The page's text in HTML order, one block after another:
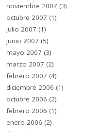
noviembre 2007 (3)
octubre 2007 (1)
julio 2007 (1)
junio 2007 (5)
mayo 2007 (3)
marzo 2007 (2)
febrero 2007 (4)
diciembre 2006 (1)
octubre 2006 (2)
febrero 2006 (1)
enero 2006 (2)